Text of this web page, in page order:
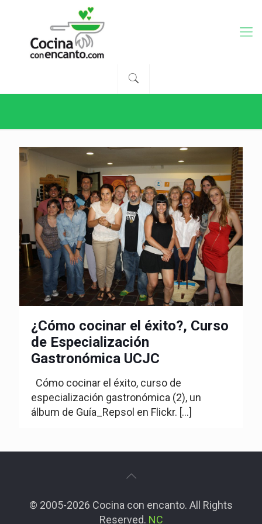
¿Cómo cocinar el éxito?, Curso
de Especialización
Gastronómica UCJC
Cómo cocinar el éxito, curso de
especialización gastronómica (2), un
álbum de Guía_Repsol en Flickr. […]
© 2005-2026 Cocina con encanto. All Rights
Reserved. NC